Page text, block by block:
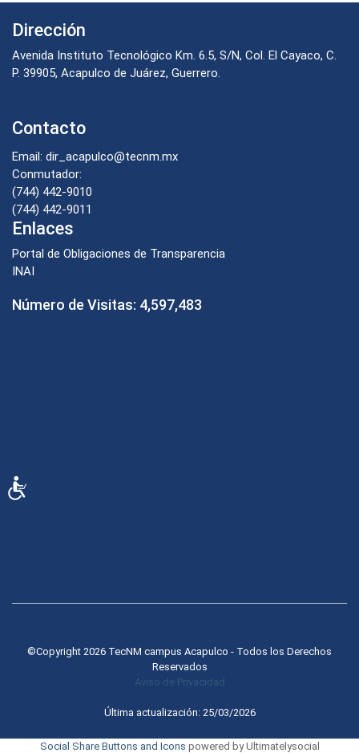
Dirección
Avenida Instituto Tecnológico Km. 6.5, S/N, Col. El Cayaco, C.
P. 39905, Acapulco de Juárez, Guerrero.
Contacto
Email: dir_acapulco@tecnm.mx
Conmutador:
(744) 442-9010
(744) 442-9011
Enlaces
Portal de Obligaciones de Transparencia
INAI
Número de Visitas: 4,597,483
©Copyright 2026 TecNM campus Acapulco - Todos los Derechos
Reservados
Aviso de Privacidad
Última actualización: 25/03/2026
Social Share Buttons and Icons powered by Ultimatelysocial